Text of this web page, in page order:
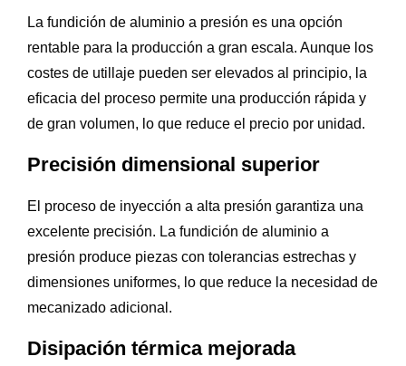
La fundición de aluminio a presión es una opción
rentable para la producción a gran escala. Aunque los
costes de utillaje pueden ser elevados al principio, la
eficacia del proceso permite una producción rápida y
de gran volumen, lo que reduce el precio por unidad.
Precisión dimensional superior
El proceso de inyección a alta presión garantiza una
excelente precisión. La fundición de aluminio a
presión produce piezas con tolerancias estrechas y
dimensiones uniformes, lo que reduce la necesidad de
mecanizado adicional.
Disipación térmica mejorada